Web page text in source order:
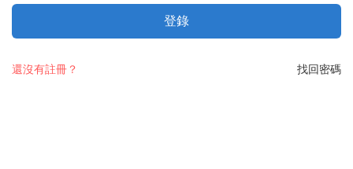
登錄
找回密碼
還沒有註冊？